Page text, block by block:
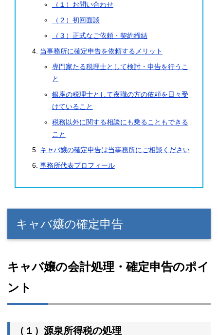
（１）お問い合わせ
（２）初回面談
（３）正式なご依頼・契約締結
当事務所に確定申告を依頼するメリット
専門家たる税理士として検討・申告を行うこ
と
銀座の税理士として夜職の方の依頼を日々受
けていること
税務以外に関する相談にも乗ることもできる
こと
キャバ嬢の確定申告は当事務所にご相談ください
事務所代表プロフィール
キャバ嬢の確定申告
キャバ嬢の会計処理・確定申告のポイ
ント
（１）源泉所得税の処理